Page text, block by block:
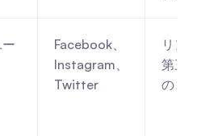
Facebook、
Instagram、
Twitter
リン
第三
のコ